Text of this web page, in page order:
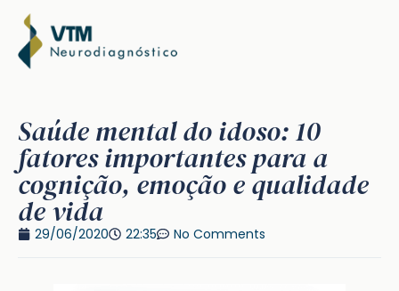
Saúde mental do idoso: 10
fatores importantes para a
cognição, emoção e qualidade
de vida
29/06/2020 22:35 No Comments